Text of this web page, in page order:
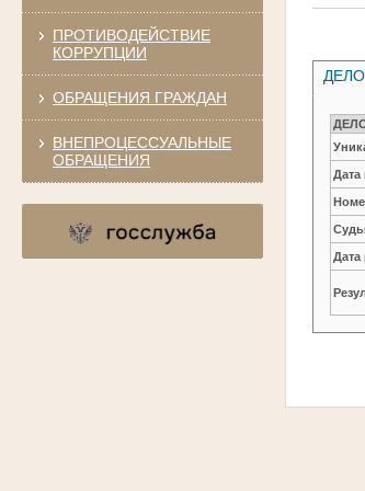
ПРОТИВОДЕЙСТВИЕ
КОРРУПЦИИ
ОБРАЩЕНИЯ ГРАЖДАН
ВНЕПРОЦЕССУАЛЬНЫЕ
ОБРАЩЕНИЯ
ДЕЛО
Дата
Дата